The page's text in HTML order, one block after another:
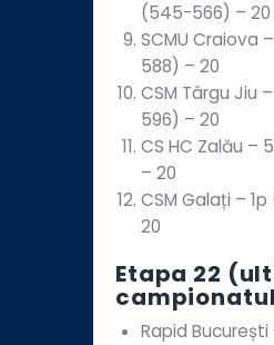
(545-566) – 20
SCMU Craiova
588) – 20
CSM Târgu Jiu
596) – 20
CS HC Zalău –
– 20
CSM Galați –
20
Etapa 22
Rapid București